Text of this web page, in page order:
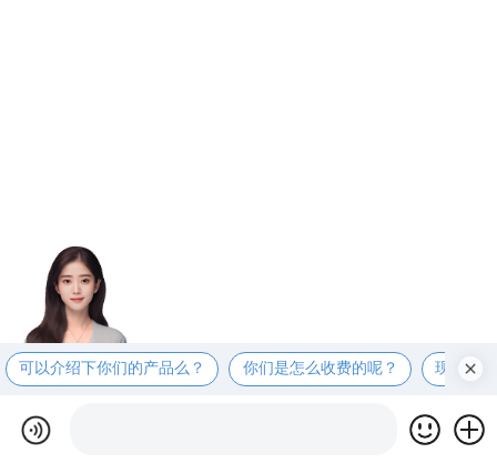
可以介绍下你们的产品么？ 你们是怎么收费的呢？ 现在有